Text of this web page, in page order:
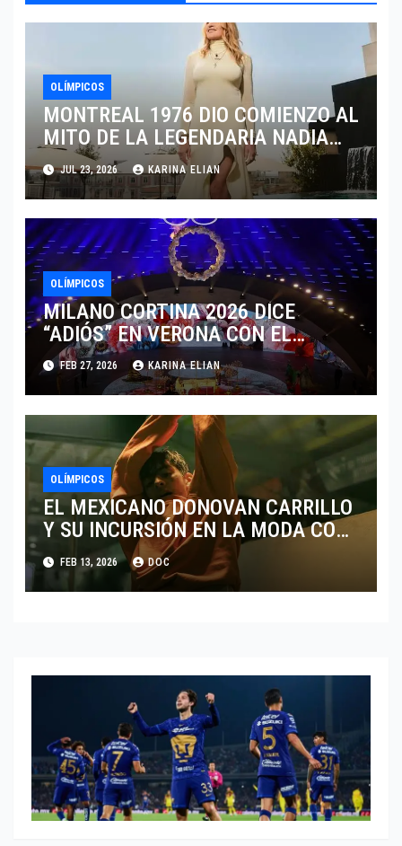
OLÍMPICOS
MONTREAL 1976 DIO COMIENZO AL
MITO DE LA LEGENDARIA NADIA
COMANECI
JUL 23, 2026 KARINA ELIAN
OLÍMPICOS
MILANO CORTINA 2026 DICE
“ADIÓS” EN VERONA CON EL
LEGADO DE LA MODA ALPINA
FEB 27, 2026 KARINA ELIAN
OLÍMPICOS
EL MEXICANO DONOVAN CARRILLO
Y SU INCURSIÓN EN LA MODA CON
CALVIN KLEIN
FEB 13, 2026 DOC